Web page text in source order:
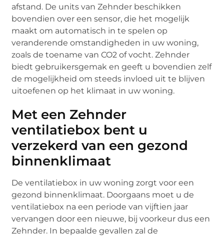
afstand. De units van Zehnder beschikken
bovendien over een sensor, die het mogelijk
maakt om automatisch in te spelen op
veranderende omstandigheden in uw woning,
zoals de toename van CO2 of vocht. Zehnder
biedt gebruikersgemak en geeft u bovendien zelf
de mogelijkheid om steeds invloed uit te blijven
uitoefenen op het klimaat in uw woning.
Met een Zehnder
ventilatiebox bent u
verzekerd van een gezond
binnenklimaat
De ventilatiebox in uw woning zorgt voor een
gezond binnenklimaat. Doorgaans moet u de
ventilatiebox na een periode van vijftien jaar
vervangen door een nieuwe, bij voorkeur dus een
Zehnder. In bepaalde gevallen zal de